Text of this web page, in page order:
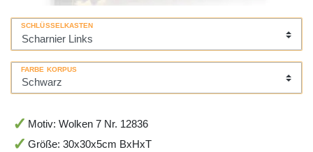
SCHLÜSSELKASTEN
FARBE KORPUS
Motiv: Wolken 7 Nr. 12836
Größe: 30x30x5cm BxHxT